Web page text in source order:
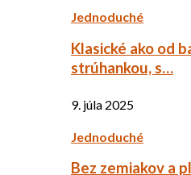
Jednoduché
Klasické ako od
strúhankou, s…
9. júla 2025
Jednoduché
Bez zemiakov a